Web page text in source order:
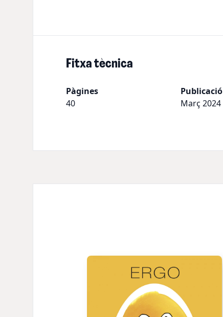
Fitxa tècnica
Pàgines
40
Publicació
Març 2024